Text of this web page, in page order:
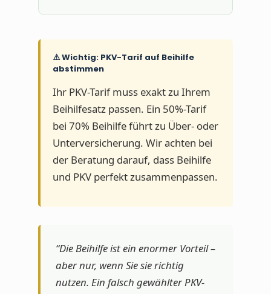
⚠️ Wichtig: PKV-Tarif auf Beihilfe
abstimmen
Ihr PKV-Tarif muss exakt zu Ihrem
Beihilfesatz passen. Ein 50%-Tarif
bei 70% Beihilfe führt zu Über- oder
Unterversicherung. Wir achten bei
der Beratung darauf, dass Beihilfe
und PKV perfekt zusammenpassen.
“Die Beihilfe ist ein enormer Vorteil –
aber nur, wenn Sie sie richtig
nutzen. Ein falsch gewählter PKV-